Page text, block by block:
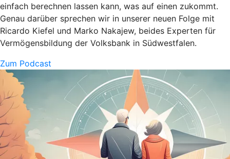
einfach berechnen lassen kann, was auf einen zukommt.
Genau darüber sprechen wir in unserer neuen Folge mit
Ricardo Kiefel und Marko Nakajew, beides Experten für
Vermögensbildung der Volksbank in Südwestfalen.
Zum Podcast